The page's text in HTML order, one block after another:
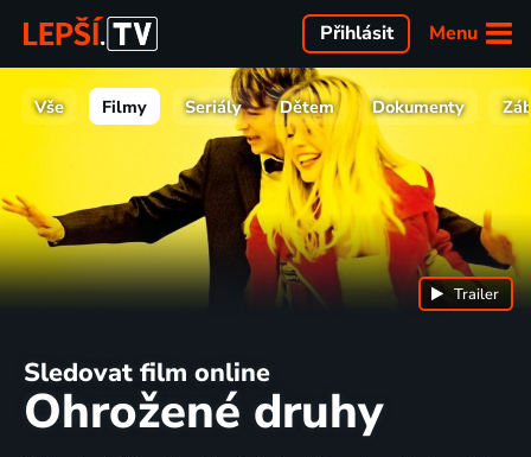
Menu
Přihlásit
Vše Filmy Seriály Dětem Dokumenty
Sledovat film online
Ohrožené druhy
Trailer